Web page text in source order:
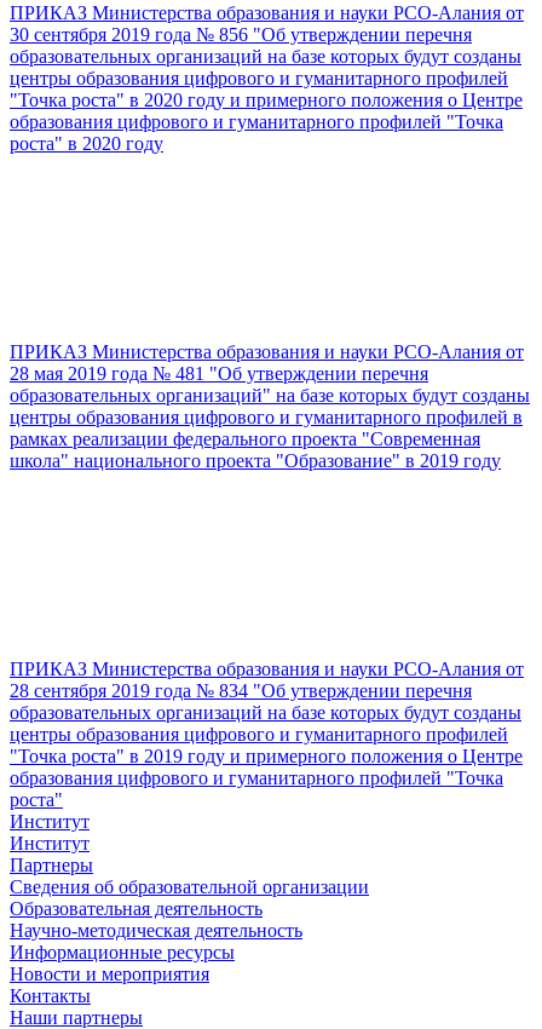
ПРИКАЗ Министерства образования и науки РСО-Алания от
30 сентября 2019 года № 856 "Об утверждении перечня
образовательных организаций на базе которых будут созданы
центры образования цифрового и гуманитарного профилей
"Точка роста" в 2020 году и примерного положения о Центре
образования цифрового и гуманитарного профилей "Точка
роста" в 2020 году
ПРИКАЗ Министерства образования и науки РСО-Алания от
28 мая 2019 года № 481 "Об утверждении перечня
образовательных организаций" на базе которых будут созданы
центры образования цифрового и гуманитарного профилей в
рамках реализации федерального проекта "Современная
школа" национального проекта "Образование" в 2019 году
ПРИКАЗ Министерства образования и науки РСО-Алания от
28 сентября 2019 года № 834 "Об утверждении перечня
образовательных организаций на базе которых будут созданы
центры образования цифрового и гуманитарного профилей
"Точка роста" в 2019 году и примерного положения о Центре
образования цифрового и гуманитарного профилей "Точка
роста"
Институт
Институт
Партнеры
Сведения об образовательной организации
Образовательная деятельность
Научно-методическая деятельность
Информационные ресурсы
Новости и мероприятия
Контакты
Наши партнеры